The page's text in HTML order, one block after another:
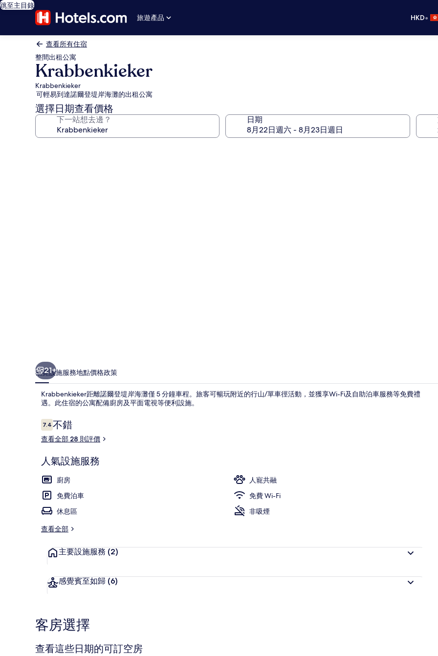
跳至主目錄
旅遊產品
HKD•
查看所有住宿
整間出租公寓
Krabbenkieker
Krabbenkieker
可輕易到達諾爾登堤岸海灘的出租公寓
選擇日期查看價格
下一站想去邊？ 日期
標準公寓 | 免費 Wi-Fi
21+
概覽設施服務地點價格政策
Krabbenkieker距離諾爾登堤岸海灘僅 5 分鐘車程。旅客可暢玩附近的行山/單車徑活動，並獲享Wi-Fi及自助泊車服務等免費禮
遇。此住宿的公寓配備廚房及平面電視等便利設施。
評
價
7.47.4 分，滿分 10 分，
不錯
查看全部 28 則評價
人氣設施服務
廚房
人寵共融
免費泊車
免費 Wi-Fi
休息區
非吸煙
查看全部
主要設施服務 (2)
感覺賓至如歸 (6)
客房選擇
查看這些日期的可訂空房